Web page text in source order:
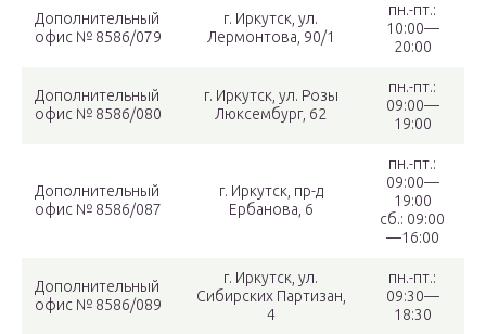
Дополнительный
офис № 8586/079
г. Иркутск, ул.
Лермонтова, 90/1
пн.-пт.:
10:00—
20:00
Дополнительный
офис № 8586/080
г. Иркутск, ул. Розы
Люксембург, 62
пн.-пт.:
09:00—
19:00
Дополнительный
офис № 8586/087
г. Иркутск, пр-д
Ербанова, 6
пн.-пт.:
09:00—
19:00
сб.: 09:00
—16:00
Дополнительный
офис № 8586/089
г. Иркутск, ул.
Сибирских Партизан,
4
пн.-пт.:
09:30—
18:30